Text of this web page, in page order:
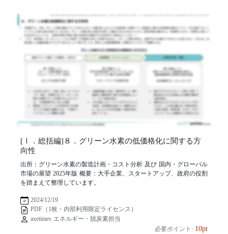
[Ⅰ．総括編]８．グリーン水素の低価格化に関する方
向性
出所：グリーン水素の製造計画・コスト分析 及び 国内・グローバル
市場の展望 2025年版 概要：大手企業、スタートアップ、政府の役割
を踏まえて整理しています。
2024/12/19
PDF（1枚・内部利用限定ライセンス）
axetimes エネルギー・脱炭素担当
必要ポイント: 10pt